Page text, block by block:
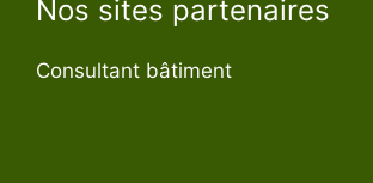
Nos sites partenaires
Consultant bâtiment